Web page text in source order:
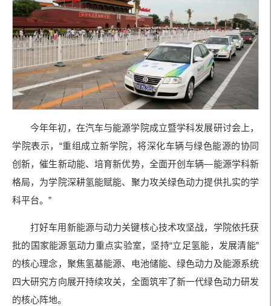
今年年初，在汽车与能源学院成立暨学科发展研讨会上，
学院表示，“重组成立新学院，将深化车辆与绿色能源的协同
创新，催生新动能、培育新优势，全面开创车辆—能源学科新
格局，为学院深耕氢能赋能、聚力攻关绿色动力提供扎实的学
科平台。”
打好车用新能源与动力关键核心技术攻坚战，学院依托获
批的国家能源氢动力重点实验室，坚持“立足氢能，发展清能”
的核心理念，聚焦氢基能源、电池储能、绿色动力及能源系统
四大研究方向展开持续攻关，全面筑牢了新一代绿色动力研发
的核心阵地。